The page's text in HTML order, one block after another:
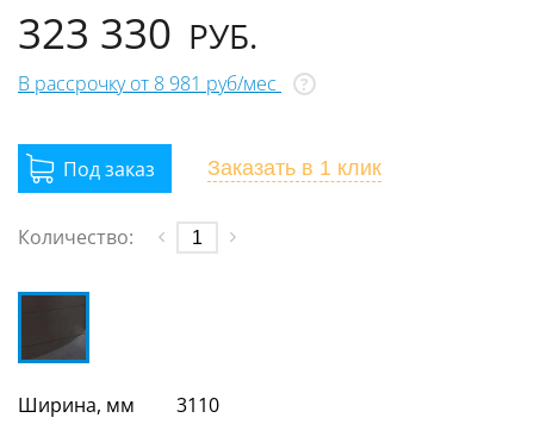
323 330 РУБ.
В рассрочку от 8 981 руб/мес ?
Заказать в 1 клик
Количество:
Ширина, мм
3110